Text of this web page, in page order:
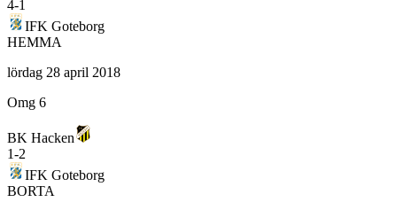
4-1
IFK Goteborg
HEMMA
lördag 28 april 2018
Omg 6
BK Hacken
1-2
IFK Goteborg
BORTA